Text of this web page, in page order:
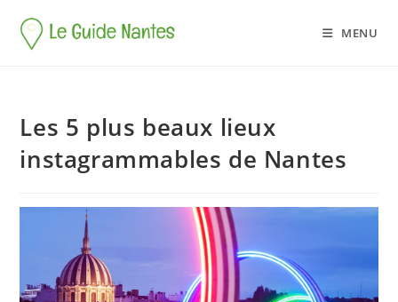
MENU
Les 5 plus beaux lieux
instagrammables de Nantes